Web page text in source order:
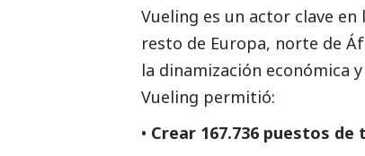
Vueling es un actor clave
resto de Europa, norte de
la dinamización económica y
Vueling permitió:
• Crear 167.736 puestos de